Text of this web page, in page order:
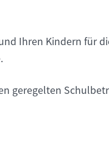
Ihren Kindern für
geregelten